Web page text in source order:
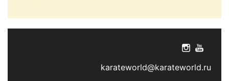
karateworld@karateworld.ru